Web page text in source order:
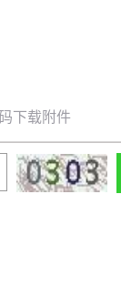
下载附件